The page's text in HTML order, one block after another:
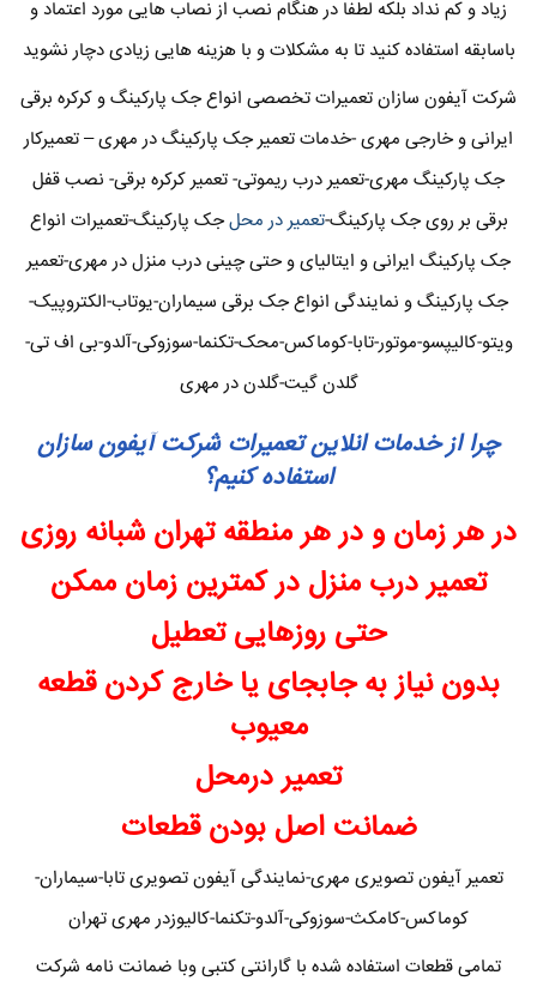
زیاد و کم نداد بلکه لطفا در هنگام نصب از نصاب هایی مورد اعتماد و
باسابقه استفاده کنید تا به مشکلات و با هزینه هایی زیادی دچار نشوید
شرکت آیفون سازان تعمیرات تخصصی انواع جک پارکینگ و کرکره برقی
ایرانی و خارجی مهری -خدمات تعمیر جک پارکینگ در مهری – تعمیرکار
جک پارکینگ مهری-تعمیر درب ریموتی- تعمیر کرکره برقی- نصب قفل
برقی بر روی جک پارکینگ-تعمیر در محلجک پارکینگ-تعمیرات انواع
جک پارکینگ ایرانی و ایتالیای و حتی چینی درب منزل در مهری-تعمیر
جک پارکینگ و نمایندگی انواع جک برقی سیماران-یوتاب-الکتروپیک-
ویتو-کالیپسو-موتور-تابا-کوماکس-محک-تکنما-سوزوکی-آلدو-بی اف تی-
گلدن گیت-گلدن در مهری
چرا از خدمات انلاین تعمیرات شرکت آیفون سازان
استفاده کنیم؟
در هر زمان و در هر منطقه تهران شبانه روزی
تعمیر درب منزل در کمترین زمان ممکن
حتی روزهایی تعطیل
بدون نیاز به جابجای یا خارج کردن قطعه
معیوب
تعمیر درمحل
ضمانت اصل بودن قطعات
تعمیر آیفون تصویری مهری-نمایندگی آیفون تصویری تابا-سیماران-
کوماکس-کامکث-سوزوکی-آلدو-تکنما-کالیوزدر مهری تهران
تمامی قطعات استفاده شده با گارانتی کتبی وبا ضمانت نامه شرکت